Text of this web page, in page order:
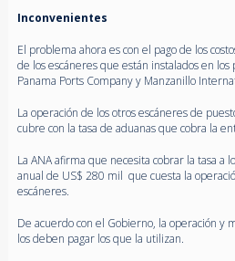
Inconvenientes
El problema ahora es con el pago de los
de los escáneres que están instalados en
Panama Ports Company y Manzanillo
La operación de los otros escáneres de
cubre con la tasa de aduanas que cobra la
La ANA afirma que necesita cobrar la tasa a
anual de US$ 280 mil que cuesta la
escáneres.
De acuerdo con el Gobierno, la operación y
los deben pagar los que la utilizan.